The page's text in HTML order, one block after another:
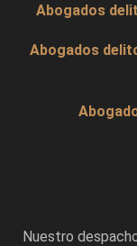
Abogados
Abogados
Nuestro